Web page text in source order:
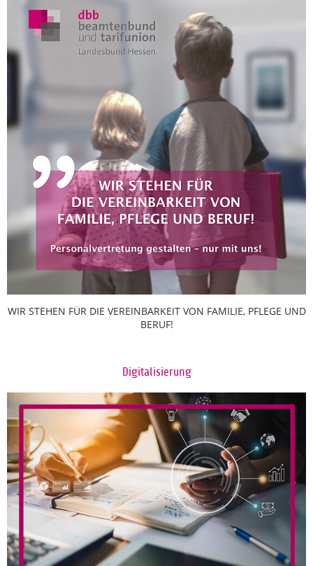
WIR STEHEN FÜR DIE VEREINBARKEIT VON FAMILIE, PFLEGE UND
BERUF!
Digitalisierung